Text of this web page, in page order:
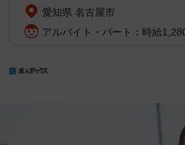
愛知県 名古屋市
アルバイト・パート：時給